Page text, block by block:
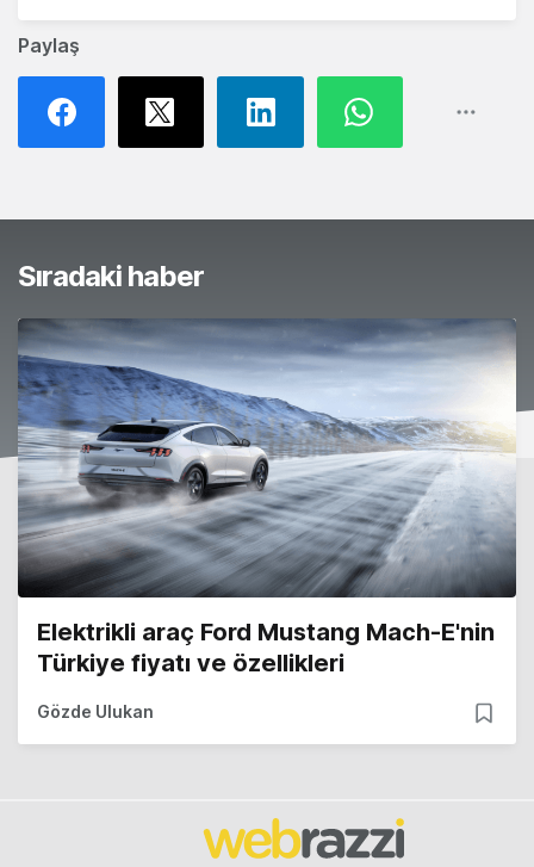
Paylaş
Sıradaki haber
Elektrikli araç Ford Mustang Mach-E'nin
Türkiye fiyatı ve özellikleri
Gözde Ulukan